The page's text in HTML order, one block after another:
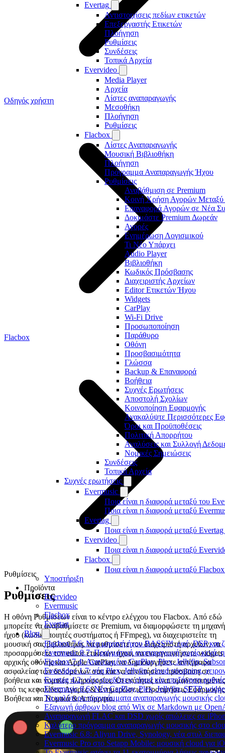
Evertag
Αντιστοιχίσεις πεδίων ετικετών
Επεξεργαστής Ετικετών
Πλοήγηση
Ρυθμίσεις
Συνδέσεις
Τοπικά Αρχεία
Evervideo
Media Player
Αρχεία
Λίστες αναπαραγωγής
Μεσοθήκη
Πλοήγηση
Ρυθμίσεις
Flacbox
Λίστες Αναπαραγωγής
Μουσική Βιβλιοθήκη
Πλοήγηση
Πρόγραμμα Αναπαραγωγής Ήχου
Ρυθμίσεις
Αναβάθμιση σε Premium
Κοινή Χρήση Αγορών Μεταξύ
Επαναφορά Αγορών σε Νέα
Δοκιμάστε Premium Δωρεάν
Αγορές
Ενημέρωση Λογισμικού
Τι Νέο Υπάρχει
Audio Player
Βιβλιοθήκη
Κωδικός Πρόσβασης
Διαχειριστής Αρχείων
Editor Ετικετών Ήχου
Widgets
CarPlay
Wi-Fi Drive
Προσωποποίηση
Παράθυρο
Οθόνη
Προσβασιμότητα
Γλώσσα
Backup & Επαναφορά
Βοήθεια
Συχνές Ερωτήσεις
Αποστολή Σχολίων
Κοινοποίηση Εφαρμογής
Ανακαλύψτε Περισσότερες
Όροι και Προϋποθέσεις
Πολιτική Απορρήτου
Αναλύσεις και Συλλογή
Νομικές Σημειώσεις
Συνδέσεις
Τοπικά Αρχεία
Συχνές ερωτήσεις
Evermusic
Ποια είναι η διαφορά μεταξύ του
Ποια είναι η διαφορά μεταξύ
Evertag
Ποια είναι η διαφορά μεταξύ
Evervideo
Ποια είναι η διαφορά μεταξύ
Flacbox
Ποια είναι η διαφορά μεταξύ
Υποστήριξη
Προϊόντα
Evervideo
Evermusic
Flacbox
Evertag
Blog
Flacbox 7.6: Νέα μηχανή ήχου BASS™, εφέ, DSP και
Evermusic 8.7: Πραγματική αναπαραγωγή χωρίς κενά,
Flacbox 7.4: Ανανεωμένο CarPlay, Plex, Jellyfin,
Evervideo 1.7: νέα Plex, Jellyfin, cloud streaming,
Evertag 4.2: νέες συνδέσεις cloud και επεξήγηση
Evermusic 8.6: Νέο CarPlay, Plex, Jellyfin, SFTP,
Τα καλύτερα προγράμματα αναπαραγωγής μουσικής
Εξαγωγή άρθρων blog από Wix σε Markdown με
Αναπαραγωγή FLAC και DSD χωρίς απώλειες σε
Καλύτερο πρόγραμμα αναπαραγωγής μουσικής στο
Evermusic 6.8: Aliyun Drive, Synology, νέα στυλ
Evermusic Pro στο Setapp Mobile: μουσική cloud για
Οδηγός χρήστη
Flacbox
Ρυθμίσεις
Ρυθμίσεις
Η οθόνη Ρυθμίσεων είναι το κέντρο ελέγχου του Flacbox. Από εδώ
μπορείτε να αναβαθμίσετε σε Premium, να διαμορφώσετε τη μηχανή
ήχου (κωδικοποιητές συστήματος ή FFmpeg), να διαχειριστείτε τη
μουσική σας βιβλιοθήκη, να ρυθμίσετε τον διαχειριστή αρχείων, να
προσαρμόσετε τον editor ετικετών ήχου, να ενεργοποιήσετε widgets
αρχικής οθόνης και Apple CarPlay, να δημιουργήσετε αντίγραφα
ασφαλείας των δεδομένων σας και να αποκτήσετε πρόσβαση σε
βοήθεια και νομικές πληροφορίες. Οι ενότητες είναι ομαδοποιημένες
υπό τις κεφαλίδες: Αγορές & Ενημερώσεις, Προτιμήσεις
Βοήθεια και Νομικά & Απόρρητο.